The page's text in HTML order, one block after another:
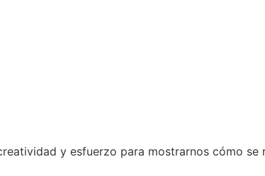
y esfuerzo para mostrarnos cómo se